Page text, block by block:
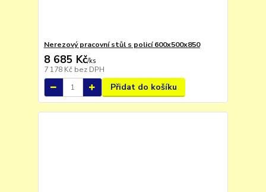
Nerezový pracovní stůl s policí 600x500x850
8 685 Kč/ks
7 178 Kč bez DPH
Přidat do košíku